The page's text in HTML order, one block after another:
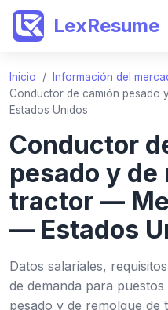
LexResume
Inicio / Información del
Conductor de camión pesado
Estados Unidos
Conductor
pesado y de
tractor —
— Estados
Datos salariales,
de demanda para
pesado y de remolque